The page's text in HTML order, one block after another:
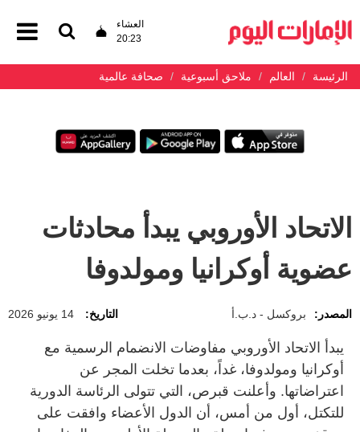
العشاء
20:23
الرئيسة العالم ملاحق أسبوعية صحافة عالمية
الاتحاد الأوروبي يبدأ محادثات
عضوية أوكرانيا ومولدوفا
المصدر: بروكسل - د.ب.أ التاريخ: 14 يونيو 2026
يبدأ الاتحاد الأوروبي مفاوضات الانضمام الرسمية مع
أوكرانيا ومولدوفا، غداً، بعدما تخلت المجر عن
اعتراضاتها. وأعلنت قبرص، التي تتولى الرئاسة الدورية
للتكتل، أول من أمس، أن الدول الأعضاء وافقت على